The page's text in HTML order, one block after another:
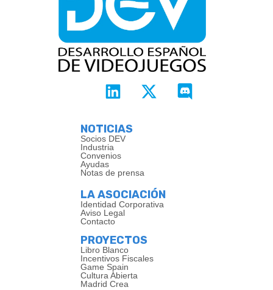
NOTICIAS
Socios DEV
Industria
Convenios
Ayudas
Notas de prensa
LA ASOCIACIÓN
Identidad Corporativa
Aviso Legal
Contacto
PROYECTOS
Libro Blanco
Incentivos Fiscales
Game Spain
Cultura Abierta
Madrid Crea